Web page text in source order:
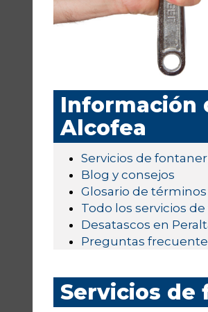
Información
Alcofea
Servicios de
Blog y consejos
Glosario de términos
Todo los servicios
Desatascos en
Preguntas
Servicios de